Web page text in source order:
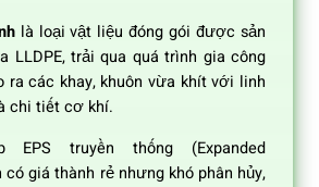
là loại vật liệu đóng gói được sản
LLDPE, trải qua quá trình gia công
ra các khay, khuôn vừa khít với linh
chi tiết cơ khí.
truyền thống (Expanded
có giá thành rẻ nhưng khó phân hủy,